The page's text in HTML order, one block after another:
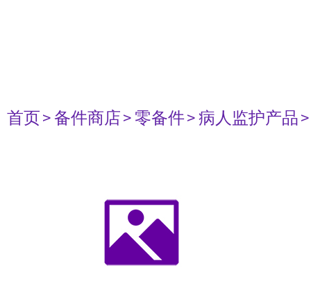
首页> 备件商店> 零备件> 病人监护产品